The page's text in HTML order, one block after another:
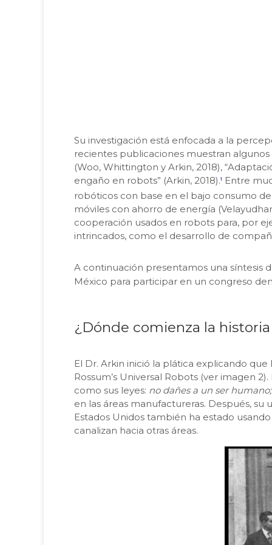
Su investigación está enfocada a la
recientes publicaciones muestran
(Woo, Whittington y Arkin, 2018),
engaño en robots” (Arkin, 2018).1
Entre
robóticos con base en el bajo consumo
móviles con ahorro de energía
cooperación usados en robots para, por
intrincados, como el desarrollo de
A continuación presentamos una síntesis
México para participar en un congreso
¿Dónde comienza la
El Dr. Arkin inició la plática explicando
Rossum’s Universal Robots (ver imagen
como sus leyes: no dañes a un ser
en las áreas manufactureras. Después,
Estados Unidos también ha estado
canalizan hacia otras áreas.